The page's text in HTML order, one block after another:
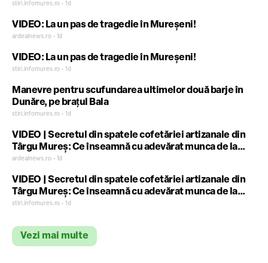
stiri.infomures.ro • 1d
VIDEO: La un pas de tragedie în Mureșeni!
ardealnews.ro • 1d
VIDEO: La un pas de tragedie în Mureșeni!
stiri.infomures.ro • 1d
Manevre pentru scufundarea ultimelor două barje în
Dunăre, pe braţul Bala
stiri.infomures.ro • 1d
VIDEO | Secretul din spatele cofetăriei artizanale din
Târgu Mureș: Ce înseamnă cu adevărat munca de la
zero la Pop’s!
ardealnews.ro • 1d
VIDEO | Secretul din spatele cofetăriei artizanale din
Târgu Mureș: Ce înseamnă cu adevărat munca de la
zero la Pop’s!
stiri.infomures.ro • 1d
Vezi mai multe